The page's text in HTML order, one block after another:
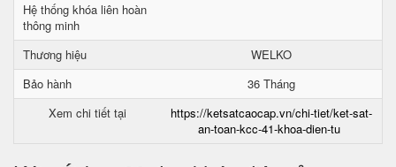
Hệ thống khóa liên hoàn
thông minh
Thương hiệu
WELKO
Bảo hành
36 Tháng
Xem chi tiết tại
https://ketsatcaocap.vn/chi-tiet/ket-sat-
an-toan-kcc-41-khoa-dien-tu